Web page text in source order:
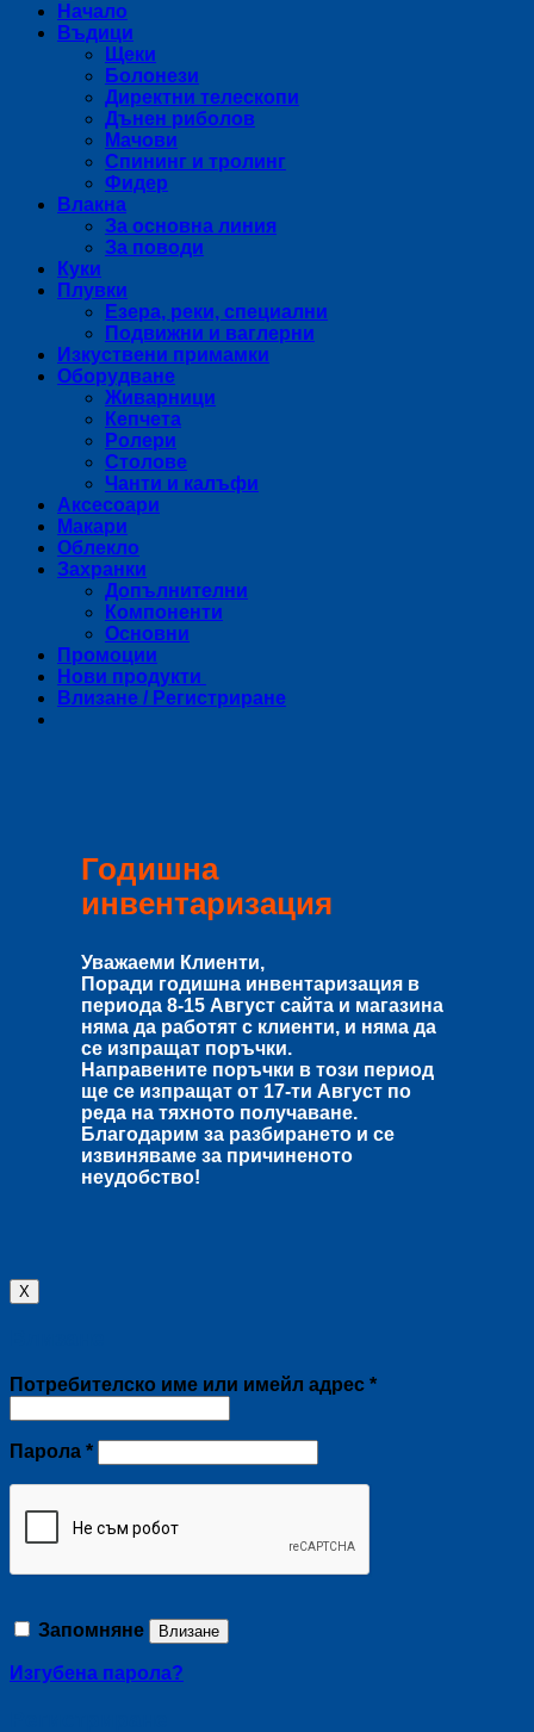
Начало
Въдици
Щеки
Болонези
Директни телескопи
Дънен риболов
Мачови
Спининг и тролинг
Фидер
Влакна
За основна линия
За поводи
Куки
Плувки
Езера, реки, специални
Подвижни и ваглерни
Изкуствени примамки
Оборудване
Живарници
Кепчета
Ролери
Столове
Чанти и калъфи
Аксесоари
Макари
Облекло
Захранки
Допълнителни
Компоненти
Основни
Промоции
Нови продукти
Влизане / Регистриране
Годишна
инвентаризация
Уважаеми Клиенти,
Поради годишна инвентаризация в
периода 8-15 Август сайта и магазина
няма да работят с клиенти, и няма да
се изпращат поръчки.
Направените поръчки в този период
ще се изпращат от 17-ти Август по
реда на тяхното получаване.
Благодарим за разбирането и се
извиняваме за причиненото
неудобство!
X
Потребителско име или имейл адрес *Задължително
Парола *Задължително
Запомняне Влизане
Изгубена парола?